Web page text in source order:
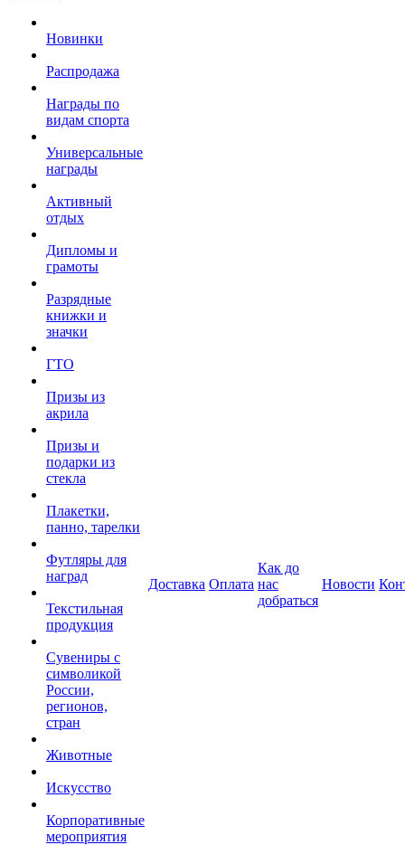
Новинки
Распродажа
Награды по
видам спорта
Универсальные
награды
Активный
отдых
Дипломы и
грамоты
Разрядные
книжки и
значки
ГТО
Призы из
акрила
Призы и
подарки из
стекла
Плакетки,
панно, тарелки
Футляры для
наград
Текстильная
продукция
Сувениры с
символикой
России,
регионов,
стран
Животные
Искусство
Корпоративные
мероприятия
Доставка Оплата
Как до
нас
добраться
Новости